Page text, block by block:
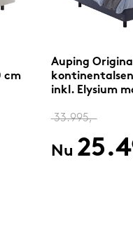
cm
Auping
inkl. Elysium
33.995,-
Nu